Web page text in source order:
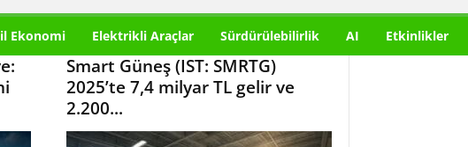
Ekonomi Elektrikli Araçlar Sürdürülebilirlik AI Etkinlikler
Smart Güneş (IST: SMRTG)
2025’te 7,4 milyar TL gelir ve
2.200...